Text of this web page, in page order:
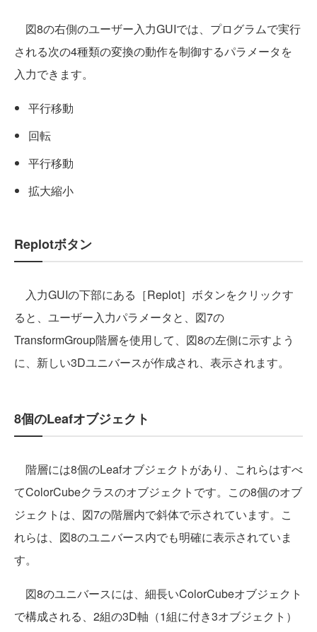
図8の右側のユーザー入力GUIでは、プログラムで実行
される次の4種類の変換の動作を制御するパラメータを
入力できます。
平行移動
回転
平行移動
拡大縮小
Replotボタン
入力GUIの下部にある［Replot］ボタンをクリックす
ると、ユーザー入力パラメータと、図7の
TransformGroup階層を使用して、図8の左側に示すよう
に、新しい3Dユニバースが作成され、表示されます。
8個のLeafオブジェクト
階層には8個のLeafオブジェクトがあり、これらはすべ
てColorCubeクラスのオブジェクトです。この8個のオブ
ジェクトは、図7の階層内で斜体で示されています。こ
れらは、図8のユニバース内でも明確に表示されていま
す。
図8のユニバースには、細長いColorCubeオブジェクト
で構成される、2組の3D軸（1組に付き3オブジェクト）